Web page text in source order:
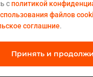
FAQ
10+7 495 620-97-08
00
сполитикой
файлов
соглашние.
Принять и